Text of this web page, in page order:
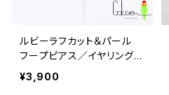
ルビーラフカット＆パール
フープピアス／イヤリング：
asp-012【癒し、ヒーリング
に】《アレルギー対応》
¥3,900